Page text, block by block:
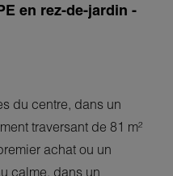
en rez-de-jardin -
du centre, dans un
traversant de 81 m²
achat ou un
calme, dans un